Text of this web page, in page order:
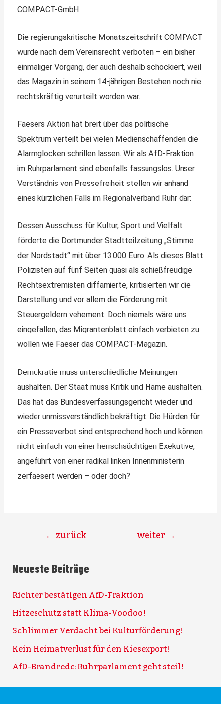
COMPACT-GmbH.
Die regierungskritische Monatszeitschrift COMPACT
wurde nach dem Vereinsrecht verboten – ein bisher
einmaliger Vorgang, der auch deshalb schockiert, weil
das Magazin in seinem 14-jährigen Bestehen noch nie
rechtskräftig verurteilt worden war.
Faesers Aktion hat breit über das politische
Spektrum verteilt bei vielen Medienschaffenden die
Alarmglocken schrillen lassen. Wir als AfD-Fraktion
im Ruhrparlament sind ebenfalls fassungslos. Unser
Verständnis von Pressefreiheit stellen wir anhand
eines kürzlichen Falls im Regionalverband Ruhr dar:
Dessen Ausschuss für Kultur, Sport und Vielfalt
förderte die Dortmunder Stadtteilzeitung „Stimme
der Nordstadt“ mit über 13.000 Euro. Als dieses Blatt
Polizisten auf fünf Seiten quasi als schießfreudige
Rechtsextremisten diffamierte, kritisierten wir die
Darstellung und vor allem die Förderung mit
Steuergeldern vehement. Doch niemals wäre uns
eingefallen, das Migrantenblatt einfach verbieten zu
wollen wie Faeser das COMPACT-Magazin.
Demokratie muss unterschiedliche Meinungen
aushalten. Der Staat muss Kritik und Häme aushalten.
Das hat das Bundesverfassungsgericht wieder und
wieder unmissverständlich bekräftigt. Die Hürden für
ein Presseverbot sind entsprechend hoch und können
nicht einfach von einer herrschsüchtigen Exekutive,
angeführt von einer radikal linken Innenministerin
zerfaesert werden – oder doch?
← zurück weiter →
Neueste Beiträge
Richter bestätigen AfD-Fraktion
Hitzeschutz statt Klima-Voodoo!
Schlimmer Verdacht bei Kulturförderung!
Kein Heimatverlust für den Kiesexport!
AfD-Brandrede: Ruhrparlament geht steil!